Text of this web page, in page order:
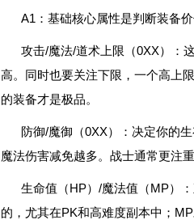
A1：基础核心属性是判断装备
攻击/魔法/道术上限（0XX）：
高。同时也要关注下限，一个高上
的装备才是极品。
防御/魔御（0XX）：决定你的
魔法伤害减免越多。战士通常更注
生命值（HP）/魔法值（MP）
的，尤其在PK和高难度副本中；